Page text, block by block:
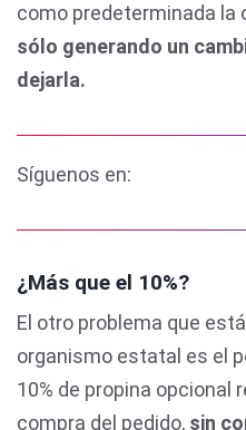
como predeterminada la
sólo generando un
dejarla.
Síguenos en:
¿Más que el 10%?
El otro problema que
organismo estatal es el
10% de propina opcional
compra del pedido, sin